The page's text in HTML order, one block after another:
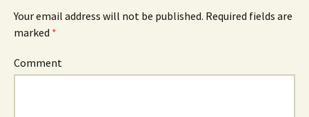
Your email address will not be published. Required fields are
marked *
Comment